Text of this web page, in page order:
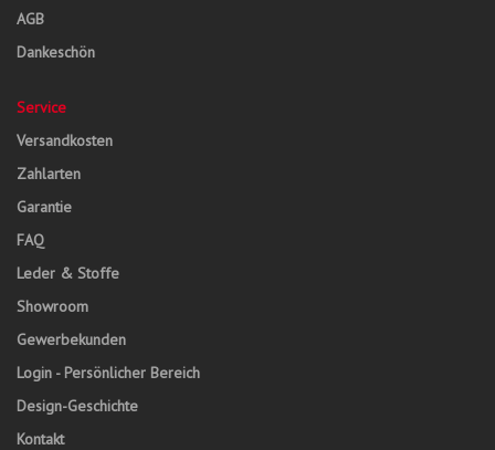
AGB
Dankeschön
Service
Versandkosten
Zahlarten
Garantie
FAQ
Leder & Stoffe
Showroom
Gewerbekunden
Login - Persönlicher Bereich
Design-Geschichte
Kontakt